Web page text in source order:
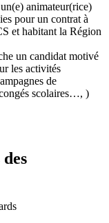
animateur(rice)
pour un contrat à
et habitant la Région
un candidat motivé
les activités
de
scolaires…, )